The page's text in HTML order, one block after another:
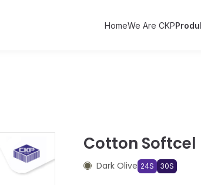
HomeWe Are CKP
Cotton Softcel
Dark Olive 24S 30S